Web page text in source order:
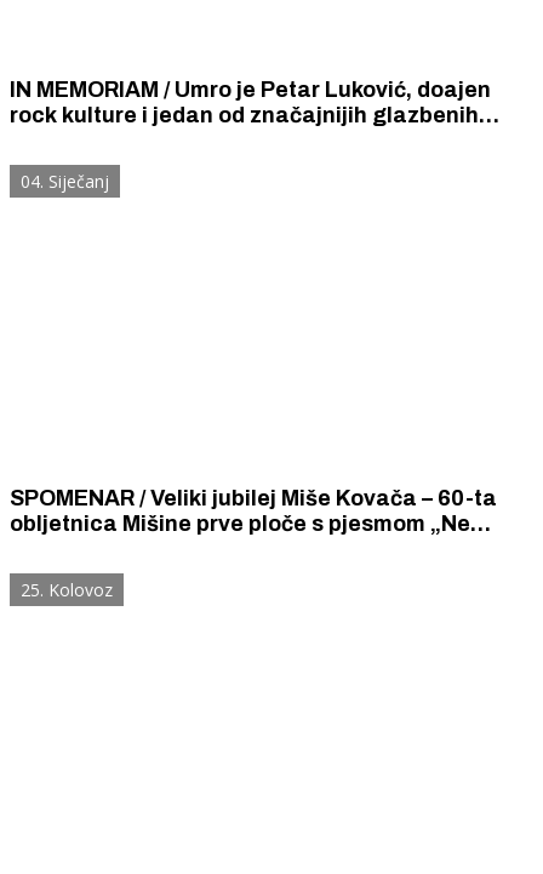
IN MEMORIAM / Umro je Petar Luković, doajen
rock kulture i jedan od značajnijih glazbenih
njenog raspada kritičar režima u Beogradu
04. Siječanj
SPOMENAR / Veliki jubilej Miše Kovača – 60-ta
obljetnica Mišine prve ploče s pjesmom „Ne
karizmatičnog kralja popularne glazbe
25. Kolovoz